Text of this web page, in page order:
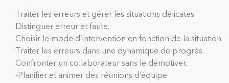
Traiter les erreurs et gérer les situations délicates
Distinguer erreur et faute.
Choisir le mode d’intervention en fonction de la situation.
Traiter les erreurs dans une dynamique de progrès.
Confronter un collaborateur sans le démotiver.
-Planifier et animer des réunions d’équipe